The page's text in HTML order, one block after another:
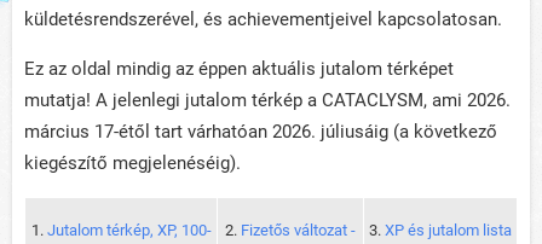
küldetésrendszerével, és achievementjeivel kapcsolatosan.
Ez az oldal mindig az éppen aktuális jutalom térképet
mutatja! A jelenlegi jutalom térkép a CATACLYSM, ami 2026.
március 17-étől tart várhatóan 2026. júliusáig (a következő
kiegészítő megjelenéséig).
1. Jutalom térkép, XP, 100-
2. Fizetős változat -
3. XP és jutalom lista